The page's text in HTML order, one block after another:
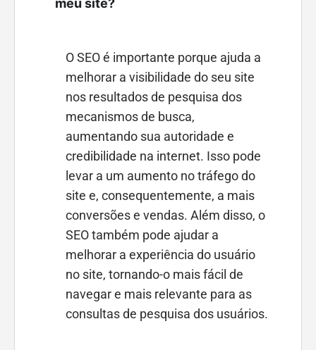
O SEO é importante porque ajuda a
melhorar a visibilidade do seu site
nos resultados de pesquisa dos
mecanismos de busca,
aumentando sua autoridade e
credibilidade na internet. Isso pode
levar a um aumento no tráfego do
site e, consequentemente, a mais
conversões e vendas. Além disso, o
SEO também pode ajudar a
melhorar a experiência do usuário
no site, tornando-o mais fácil de
navegar e mais relevante para as
consultas de pesquisa dos usuários.